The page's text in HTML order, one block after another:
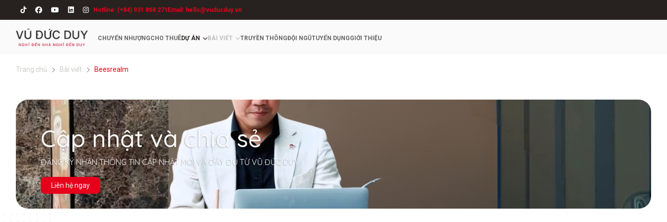
Hotline: (+84) 931 868 271 Email: hello@vuducduy.vn
CHUYỂN NHƯỢNGCHO THUÊDỰ ÁN BÀI VIẾT TRUYỀN THÔNGĐỘI NGŨTUYỂN DỤNGGIỚI THIỆU
Trang chủ Bài viết Beesrealm
Cập nhật và chia sẻ
ĐĂNG KÝ NHẬN THÔNG TIN CẬP NHẬT MỚI VÀ ĐẦY ĐỦ TỪ VŨ ĐỨC DUY
Liên hệ ngay